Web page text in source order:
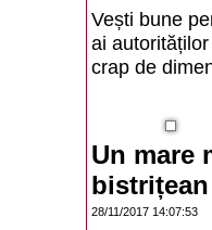
Vești bune
ai
crap de
Un mare
bistrițean
28/11/2017 14:07:53